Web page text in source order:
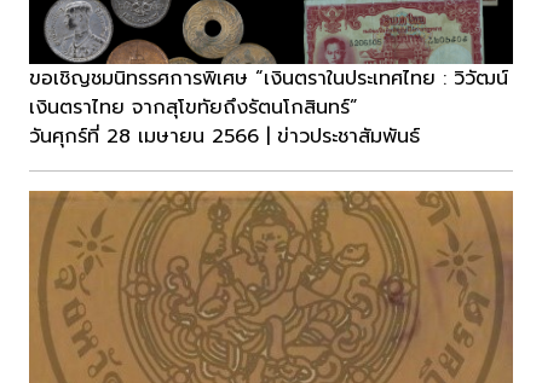
ขอเชิญชมนิทรรศการพิเศษ “เงินตราในประเทศไทย : วิวัฒน์
เงินตราไทย จากสุโขทัยถึงรัตนโกสินทร์”
วันศุกร์ที่ 28 เมษายน 2566 | ข่าวประชาสัมพันธ์